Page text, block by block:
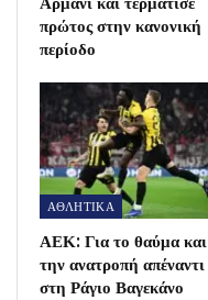
πρώτος στην κανονική
περίοδο
ΑΘΛΗΤΙΚΑ
ΑΕΚ: Για το θαύμα και
την ανατροπή απέναντι
στη Ράγιο Βαγεκάνο